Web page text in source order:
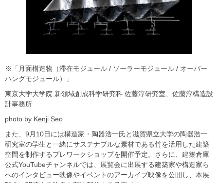
※「月面構造物（滞在モジュール / ソーラーモジュール / オーバー
ハングモジュール）」
東京大学大学院 新領域創成科学研究科 佐藤淳研究室、佐藤淳構造設
計事務所
photo by Kenji Seo
また、9月10日には構造家・陶器浩一氏と滋賀県立大学の陶器浩一
研究室の学生と一緒にサステナブルな素材である竹を活用した建築
空間を制作するプレワークショップを開催予定。さらに、建築倉庫
公式YouTubeチャンネルでは、展覧会に出展する建築家や構造家ら
へのインタビュー映像やイベントのアーカイブ映像を公開し、本展